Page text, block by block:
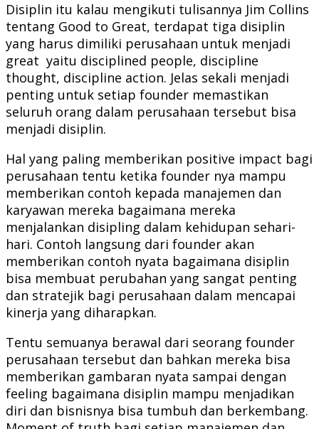
Disiplin itu kalau mengikuti tulisannya Jim Collins
tentang Good to Great, terdapat tiga disiplin
yang harus dimiliki perusahaan untuk menjadi
great yaitu disciplined people, discipline
thought, discipline action. Jelas sekali menjadi
penting untuk setiap founder memastikan
seluruh orang dalam perusahaan tersebut bisa
menjadi disiplin.
Hal yang paling memberikan positive impact bagi
perusahaan tentu ketika founder nya mampu
memberikan contoh kepada manajemen dan
karyawan mereka bagaimana mereka
menjalankan disipling dalam kehidupan sehari-
hari. Contoh langsung dari founder akan
memberikan contoh nyata bagaimana disiplin
bisa membuat perubahan yang sangat penting
dan stratejik bagi perusahaan dalam mencapai
kinerja yang diharapkan.
Tentu semuanya berawal dari seorang founder
perusahaan tersebut dan bahkan mereka bisa
memberikan gambaran nyata sampai dengan
feeling bagaimana disiplin mampu menjadikan
diri dan bisnisnya bisa tumbuh dan berkembang.